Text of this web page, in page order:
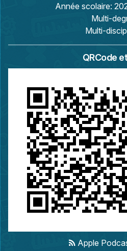
Année scolaire:
Multi-
Multi-
QRCode
Apple